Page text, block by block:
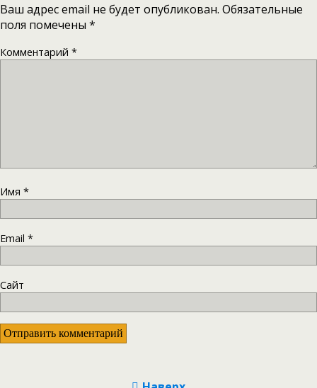
Ваш адрес email не будет опубликован. Обязательные
поля помечены *
Комментарий *
Имя *
Email *
Сайт